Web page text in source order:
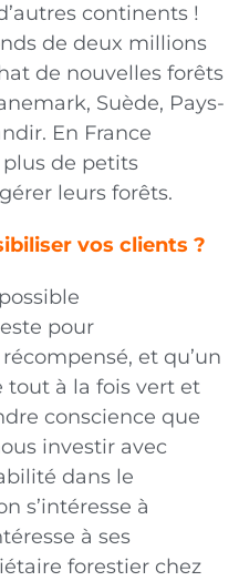
continents !
de deux millions
de nouvelles forêts
Suède, Pays-
En France
de petits
leurs forêts.
vos clients ?
pour
et qu’un
à la fois vert et
conscience que
investir avec
dans le
s’intéresse à
à ses
forestier chez